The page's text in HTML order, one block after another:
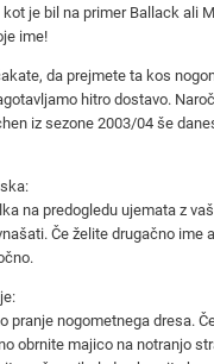
kot je bil na primer Ballack ali
ime!
da prejmete ta kos
hitro dostavo.
iz sezone 2003/04 še
na predogledu ujemata z
Če želite drugačno ime
pranje nogometnega dresa.
obrnite majico na notranjo